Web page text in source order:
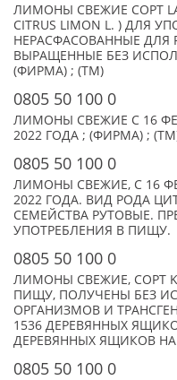
ЛИМОНЫ СВЕЖИЕ СОРТ
CITRUS LIMON L. ) ДЛЯ
НЕРАСФАСОВАННЫЕ ДЛЯ
ВЫРАЩЕННЫЕ БЕЗ
(ФИРМА) ; (TM)
0805 50 100 0
ЛИМОНЫ СВЕЖИЕ С 16
2022 ГОДА ; (ФИРМА) ;
0805 50 100 0
ЛИМОНЫ СВЕЖИЕ, С 16
2022 ГОДА. ВИД РОДА
СЕМЕЙСТВА РУТОВЫЕ.
УПОТРЕБЛЕНИЯ В ПИЩУ.
0805 50 100 0
ЛИМОНЫ СВЕЖИЕ, СОРТ
ПИЩУ, ПОЛУЧЕНЫ БЕЗ
ОРГАНИЗМОВ И
1536 ДЕРЕВЯННЫХ
ДЕРЕВЯННЫХ ЯЩИКОВ НА
0805 50 100 0